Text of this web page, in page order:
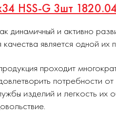
HSS-G 3шт
динамичный и активно
является одной их
проходит
потребности
изделий и легкость